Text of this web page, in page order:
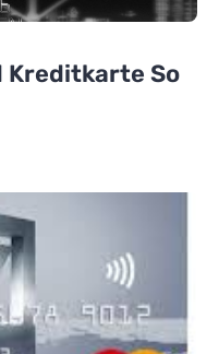
Kreditkarte So